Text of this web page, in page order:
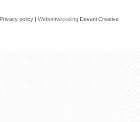
Privacy policy Webontwikkeling Devani Creative